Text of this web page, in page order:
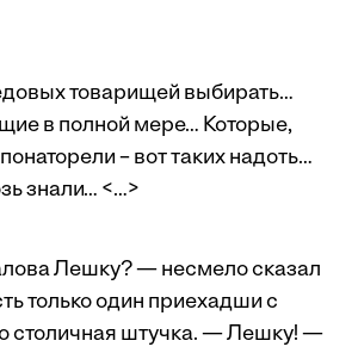
товарищей выбирать…
в полной мере… Которые,
– вот таких надоть…
знали… <…>
Лешку? — несмело сказал
только один приехадши с
столичная штучка. — Лешку! —